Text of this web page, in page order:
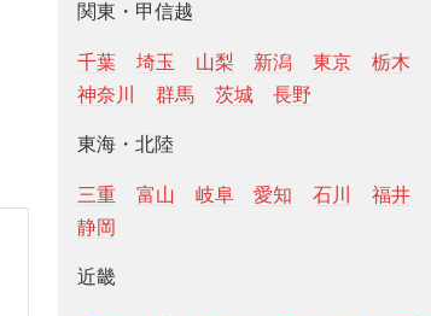
関東・甲信越
千葉 埼玉 山梨 新潟 東京
栃木
神奈川
群馬 茨城 長野
東海・北陸
三重 富山 岐阜 愛知 石川
福井
静岡
近畿